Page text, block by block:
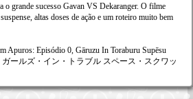
o grande sucesso Gavan VS Dekaranger. O filme
altas doses de ação e um roteiro muito bem
Apuros: Episódio 0, Gāruzu In Toraburu Supēsu
ガールズ・イン・トラブル スペース・スクワッ